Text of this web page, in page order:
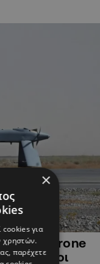
drone
οι Ρώσοι
×
cookies για
χρηστών.
παρέχετε